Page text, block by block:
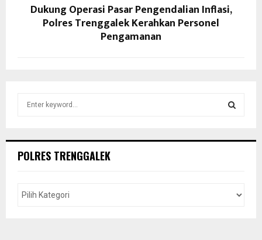
Dukung Operasi Pasar Pengendalian Inflasi,
Polres Trenggalek Kerahkan Personel
Pengamanan
hPOLRES TRENGGALEK